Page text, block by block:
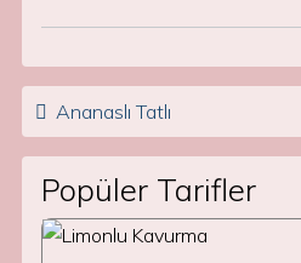
Post navigation
Ananaslı Tatlı
Popüler Tarifler